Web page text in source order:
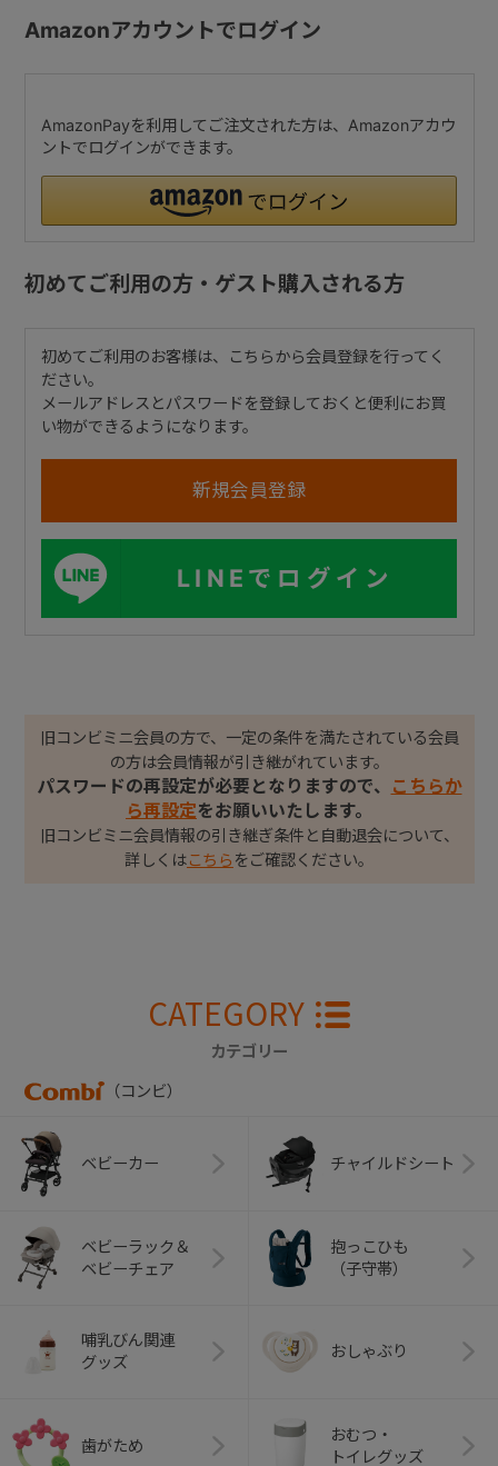
Amazonアカウントでログイン
AmazonPayを利用してご注文された方は、Amazonアカウ
ントでログインができます。
初めてご利用の方・ゲスト購入される方
初めてご利用のお客様は、こちらから会員登録を行ってく
ださい。
メールアドレスとパスワードを登録しておくと便利にお買
い物ができるようになります。
LINEでログイン
旧コンビミニ会員の方で、一定の条件を満たされている会員
の方は会員情報が引き継がれています。
パスワードの再設定が必要となりますので、
こちらか
ら再設定をお願いいたします。
旧コンビミニ会員情報の引き継ぎ条件と自動退会について、
詳しくはこちら をご確認ください。
CATEGORY
カテゴリー
（コンビ）
ベビーカー チャイルドシート
ベビーラック＆
ベビーチェア
抱っこひも
（子守帯）
哺乳びん関連
グッズ
おしゃぶり
歯がため
おむつ・
トイレグッズ